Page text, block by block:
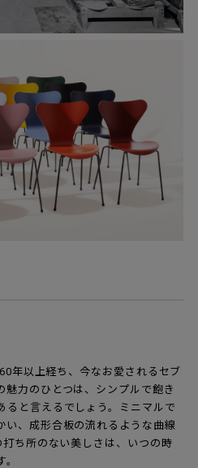
年以上経ち、今なお愛されるセブ
魅力のひとつは、シンプルで飽き
ると言えるでしょう。ミニマルで
い、成形合板の流れるような曲線
ち所のない美しさは、いつの時